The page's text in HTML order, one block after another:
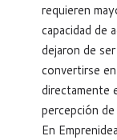
requieren
capacidad de
dejaron de
convertirse
directamente
percepción de
En